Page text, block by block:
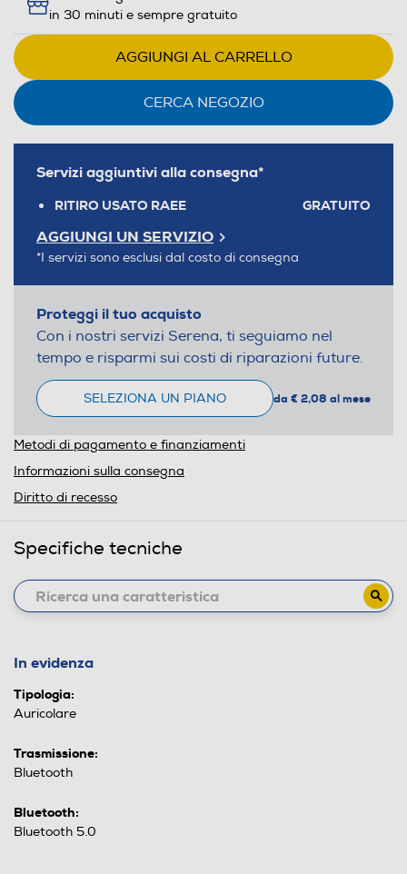
in 30 minuti e sempre gratuito
AGGIUNGI AL CARRELLO
CERCA NEGOZIO
Servizi aggiuntivi alla consegna*
RITIRO USATO RAEE GRATUITO
AGGIUNGI UN SERVIZIO
*I servizi sono esclusi dal costo di consegna
Proteggi il tuo acquisto
Con i nostri servizi Serena, ti seguiamo nel
tempo e risparmi sui costi di riparazioni future.
SELEZIONA UN PIANO da € 2,08 al mese
Metodi di pagamento e finanziamenti
Informazioni sulla consegna
Diritto di recesso
Specifiche tecniche
In evidenza
Tipologia:
Auricolare
Trasmissione:
Bluetooth
Bluetooth:
Bluetooth 5.0